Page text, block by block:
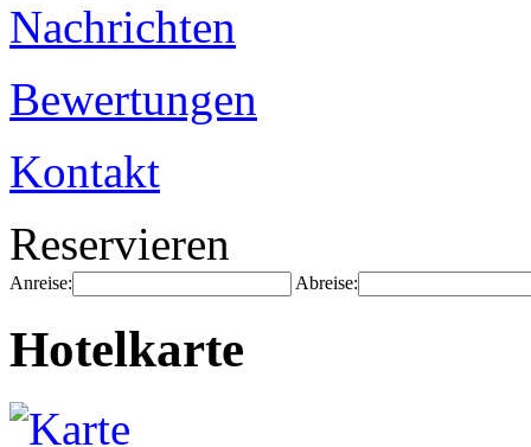
Nachrichten
Bewertungen
Kontakt
Reservieren
Anreise: Abreise:
Hotelkarte